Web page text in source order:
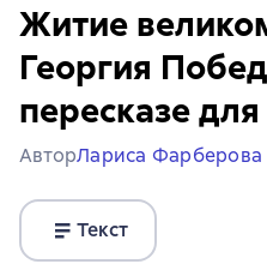
Житие
Георгия
пересказе
АвторЛариса Фарберова
Текст